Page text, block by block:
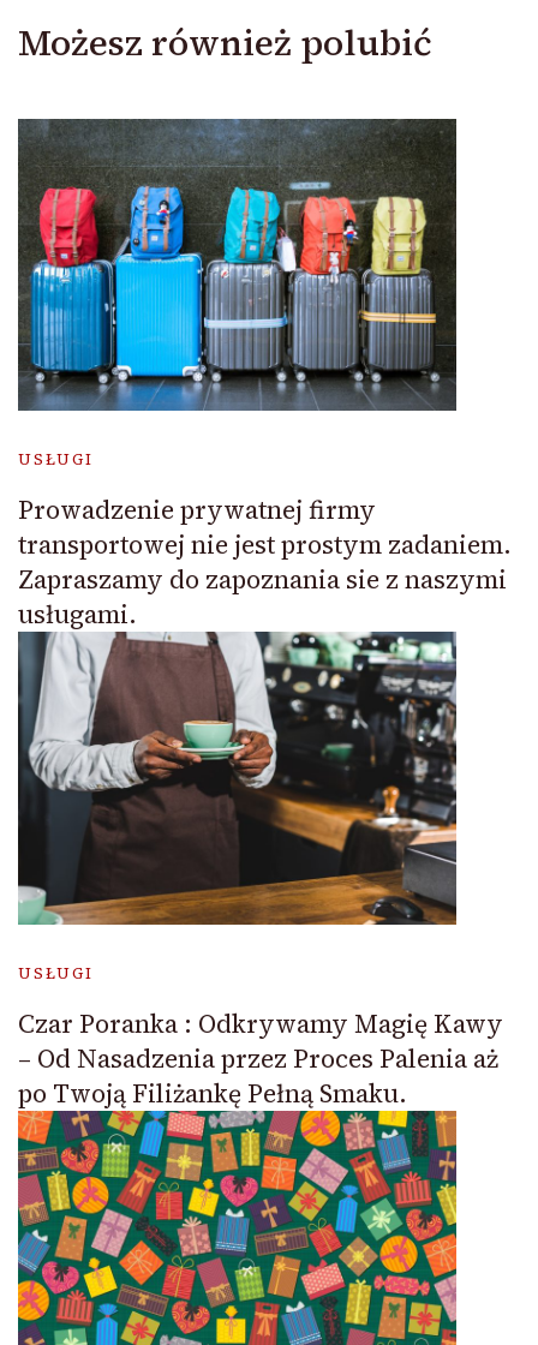
Możesz również polubić
USŁUGI
Prowadzenie prywatnej firmy
transportowej nie jest prostym zadaniem.
Zapraszamy do zapoznania sie z naszymi
usługami.
USŁUGI
Czar Poranka : Odkrywamy Magię Kawy
– Od Nasadzenia przez Proces Palenia aż
po Twoją Filiżankę Pełną Smaku.